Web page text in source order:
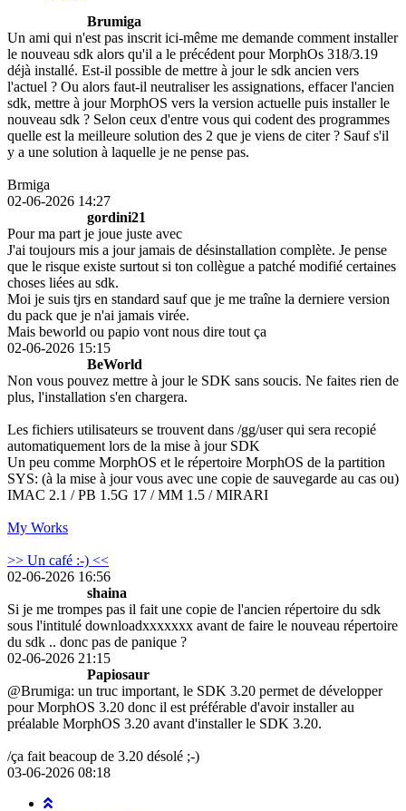
Brumiga
Un ami qui n'est pas inscrit ici-même me demande comment installer
le nouveau sdk alors qu'il a le précédent pour MorphOs 318/3.19
déjà installé. Est-il possible de mettre à jour le sdk ancien vers
l'actuel ? Ou alors faut-il neutraliser les assignations, effacer l'ancien
sdk, mettre à jour MorphOS vers la version actuelle puis installer le
nouveau sdk ? Selon ceux d'entre vous qui codent des programmes
quelle est la meilleure solution des 2 que je viens de citer ? Sauf s'il
y a une solution à laquelle je ne pense pas.
Brmiga
02-06-2026 14:27
gordini21
Pour ma part je joue juste avec
J'ai toujours mis a jour jamais de désinstallation complète. Je pense
que le risque existe surtout si ton collègue a patché modifié certaines
choses liées au sdk.
Moi je suis tjrs en standard sauf que je me traîne la derniere version
du pack que je n'ai jamais virée.
Mais beworld ou papio vont nous dire tout ça
02-06-2026 15:15
BeWorld
Non vous pouvez mettre à jour le SDK sans soucis. Ne faites rien de
plus, l'installation s'en chargera.
Les fichiers utilisateurs se trouvent dans /gg/user qui sera recopié
automatiquement lors de la mise à jour SDK
Un peu comme MorphOS et le répertoire MorphOS de la partition
SYS: (à la mise à jour vous avec une copie de sauvegarde au cas ou)
IMAC 2.1 / PB 1.5G 17 / MM 1.5 / MIRARI
My Works
>> Un café :-) <<
02-06-2026 16:56
shaina
Si je me trompes pas il fait une copie de l'ancien répertoire du sdk
sous l'intitulé downloadxxxxxxx avant de faire le nouveau répertoire
du sdk .. donc pas de panique ?
02-06-2026 21:15
Papiosaur
@Brumiga: un truc important, le SDK 3.20 permet de développer
pour MorphOS 3.20 donc il est préférable d'avoir installer au
préalable MorphOS 3.20 avant d'installer le SDK 3.20.
/ça fait beacoup de 3.20 désolé ;-)
03-06-2026 08:18